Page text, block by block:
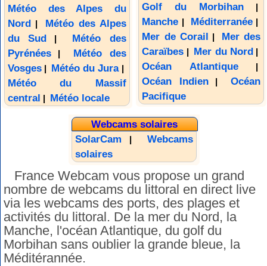
Météo des Alpes du
Nord | Météo des Alpes
du Sud | Météo des
Pyrénées| Météo des
Vosges| Météo du Jura|
Météo du Massif
central | Météo locale
Golf du Morbihan |
Manche | Méditerranée|
Mer de Corail | Mer des
Caraïbes | Mer du Nord |
Océan Atlantique|
Océan Indien|Océan
Pacifique
Webcams solaires
SolarCam |Webcams
solaires
France Webcam vous propose un grand
nombre de webcams du littoral en direct live
via les webcams des ports, des plages et
activités du littoral. De la mer du Nord, la
Manche, l'océan Atlantique, du golf du
Morbihan sans oublier la grande bleue, la
Méditérannée.